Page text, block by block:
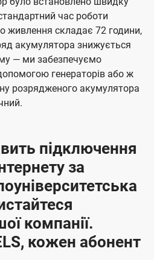
час роботи
живлення складає 72 години,
акумулятора знижується
— ми забезпечуємо
генераторів або ж
розрядженого акумулятора
підключення
за
компанії.
кожен абонент